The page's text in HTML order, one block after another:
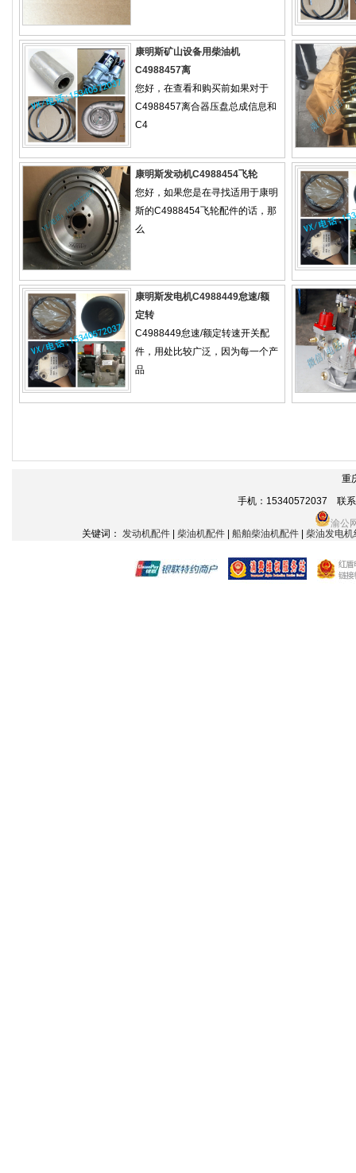
康明斯矿山设备用柴油机
C4988457离
您好，在查看和购买前如果对于
C4988457离合器压盘总成信息和
C4
康明斯发动机C4988454飞轮
您好，如果您是在寻找适用于康明
斯的C4988454飞轮配件的话，那
么
康明斯发电机C4988449怠速/额
定转
C4988449怠速/额定转速开关配
件，用处比较广泛，因为每一个产
品
重
手机：15340572037 联
渝公
关键词： 发动机配件 柴油机配件 船舶柴油机配件 柴油发电机